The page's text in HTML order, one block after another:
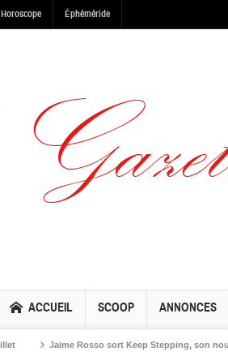
Horoscope Éphéméride
ACCUEIL SCOOP ANNONCES
Jaime Rosso sort Keep Stepping, son nouvel EP